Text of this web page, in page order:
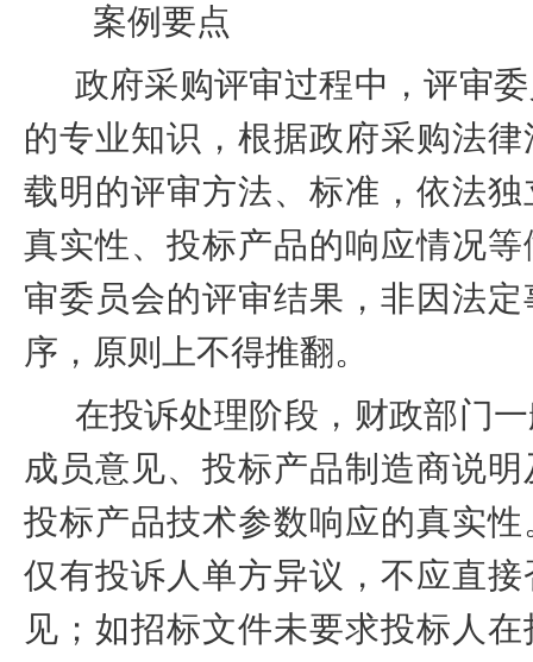
案例要点
政府采购评审过程中，评审
的专业知识，根据政府采购法
载明的评审方法、标准，依法
真实性、投标产品的响应情况
审委员会的评审结果，非因法
序，原则上不得推翻。
在投诉处理阶段，财政部门
成员意见、投标产品制造商说
投标产品技术参数响应的真实
仅有投诉人单方异议，不应直
见；如招标文件未要求投标人